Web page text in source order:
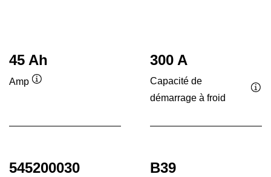
45 Ah
Amp
300 A
Capacité de
démarrage à froid
545200030 B39